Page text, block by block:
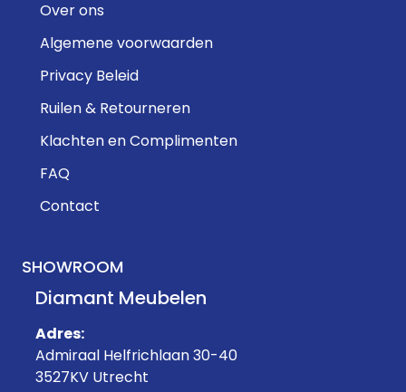
Over ons
Algemene voorwaarden
Privacy Beleid
Ruilen & Retourneren
Klachten en Complimenten
FAQ
Contact
SHOWROOM
Diamant Meubelen
Adres:
Admiraal Helfrichlaan 30-40
3527KV Utrecht